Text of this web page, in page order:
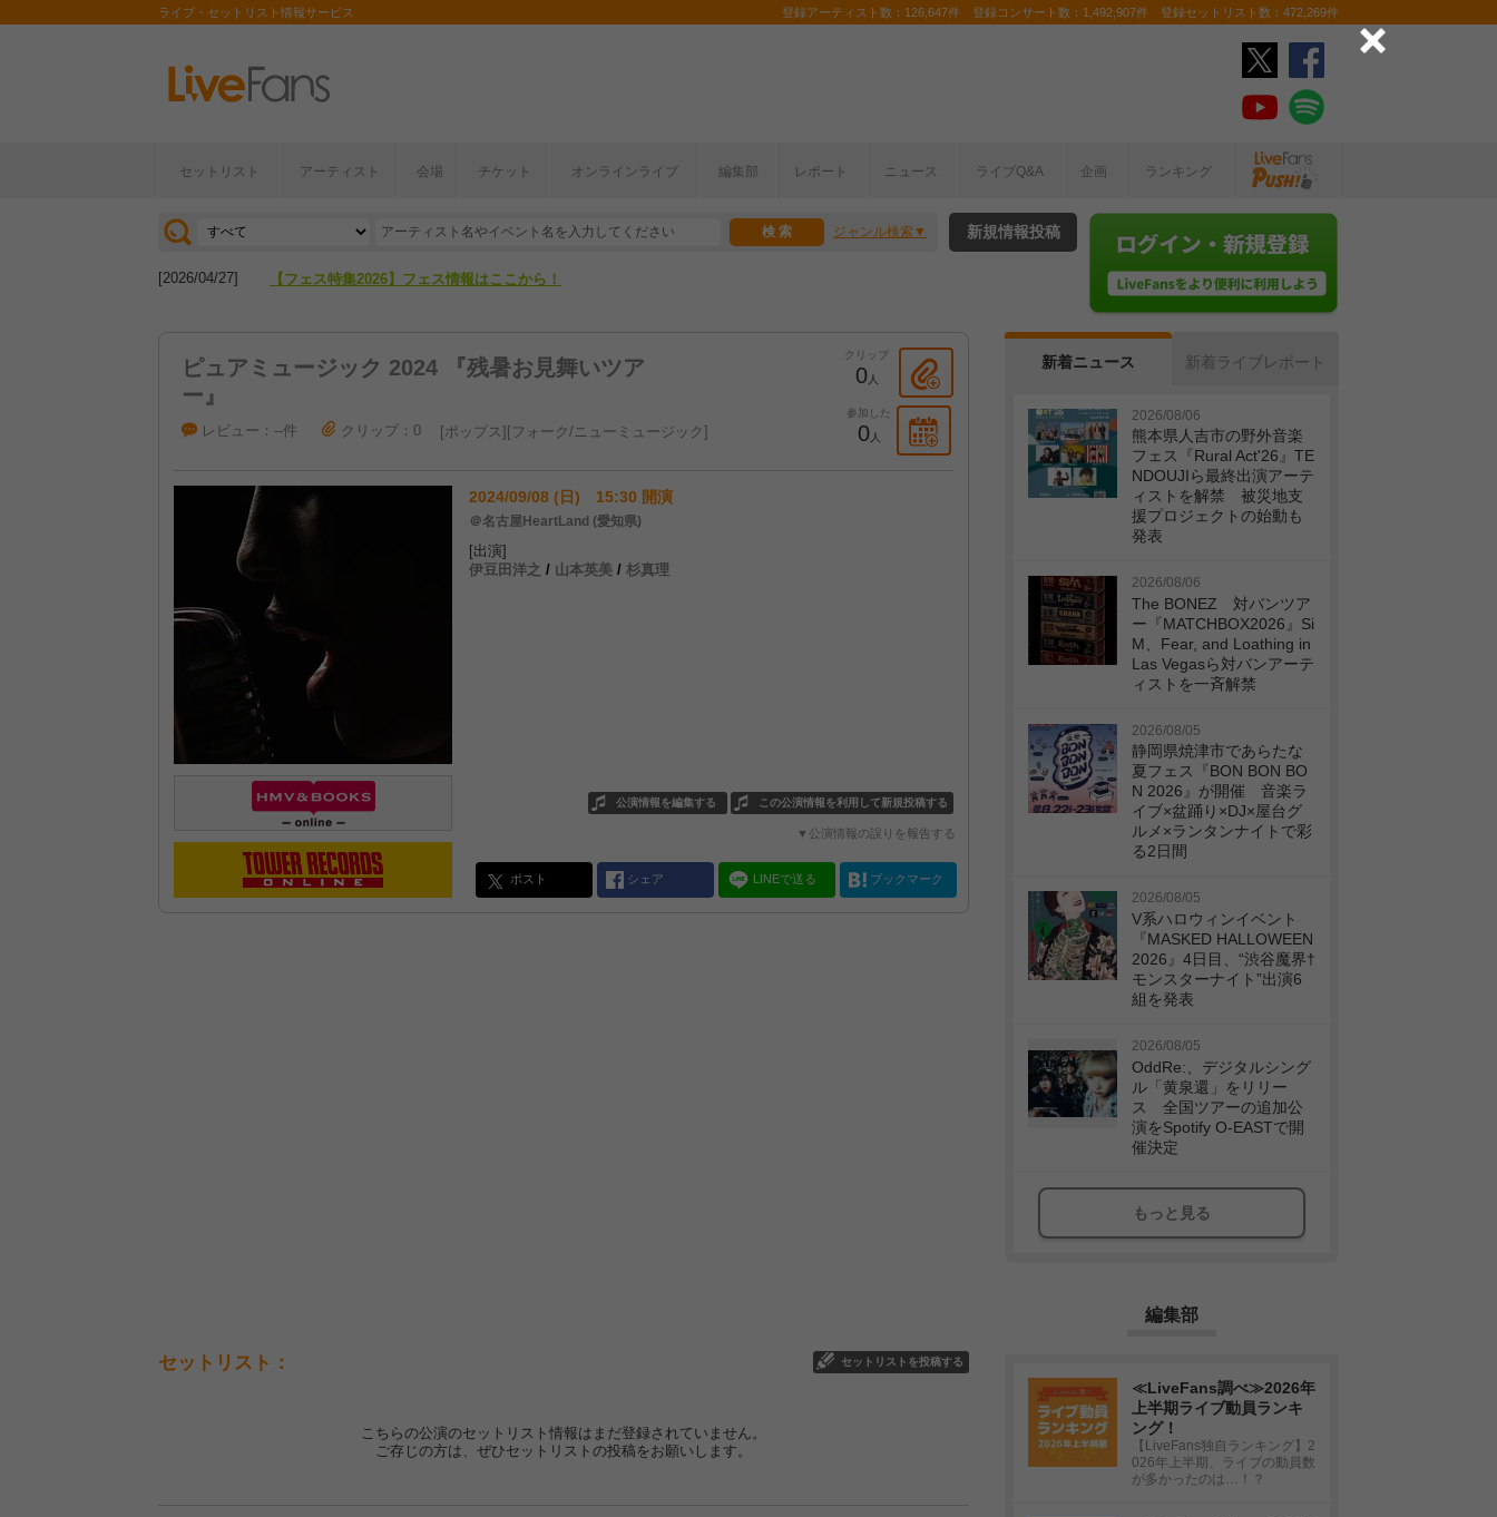
ライブ・セットリスト情報サービス 登録アーティスト数：126,647件 登録コンサート数：1,492,907件 登録セットリスト数：472,269件
セットリスト アーティスト 会場 チケット オンラインライブ 編集部 レポート ニュース ライブQ&A 企画 ランキング
ジャンル検索
[2026/07/28] 【ライブ動員ランキング】2026年上半期編発表！
[2026/04/27] 【フェス特集2026】フェス情報はここから！
新規情報投稿
ピュアミュージック 2024 『残暑お見舞いツア
ー』
クリップ
0人
参加した
0人
レビュー：--件 クリップ：0 ポップス フォーク/ニューミュージック
2024/09/08 (日) 15:30 開演
＠名古屋HeartLand (愛知県)
[出演]
伊豆田洋之 / 山本英美 / 杉真理
この公演情報を利用して新規投稿する
公演情報を編集する
▼公演情報の誤りを報告する
ポスト シェア LINEで送る ブックマーク
セットリストを投稿する
セットリスト：
こちらの公演のセットリスト情報はまだ登録されていません。
ご存じの方は、ぜひセットリストの投稿をお願いします。
新着ニュース 新着ライブレポート
2026/08/06
熊本県人吉市の野外音楽
フェス『Rural Act'26』TE
NDOUJIら最終出演アーテ
ィストを解禁 被災地支
援プロジェクトの始動も
発表
2026/08/06
The BONEZ 対バンツア
ー『MATCHBOX2026』Si
M、Fear, and Loathing in
Las Vegasら対バンアーテ
ィストを一斉解禁
2026/08/05
静岡県焼津市であらたな
夏フェス『BON BON BO
N 2026』が開催 音楽ラ
イブ×盆踊り×DJ×屋台グ
ルメ×ランタンナイトで彩
る2日間
2026/08/05
V系ハロウィンイベント
『MASKED HALLOWEEN
2026』4日目、“渋谷魔界†
モンスターナイト”出演6
組を発表
2026/08/05
OddRe:、デジタルシング
ル「黄泉還」をリリー
ス 全国ツアーの追加公
演をSpotify O-EASTで開
催決定
もっと見る
編集部
≪LiveFans調べ≫2026年
上半期ライブ動員ランキ
ング！
【LiveFans独自ランキング】2
026年上半期、ライブの動員数
が多かったのは…！？